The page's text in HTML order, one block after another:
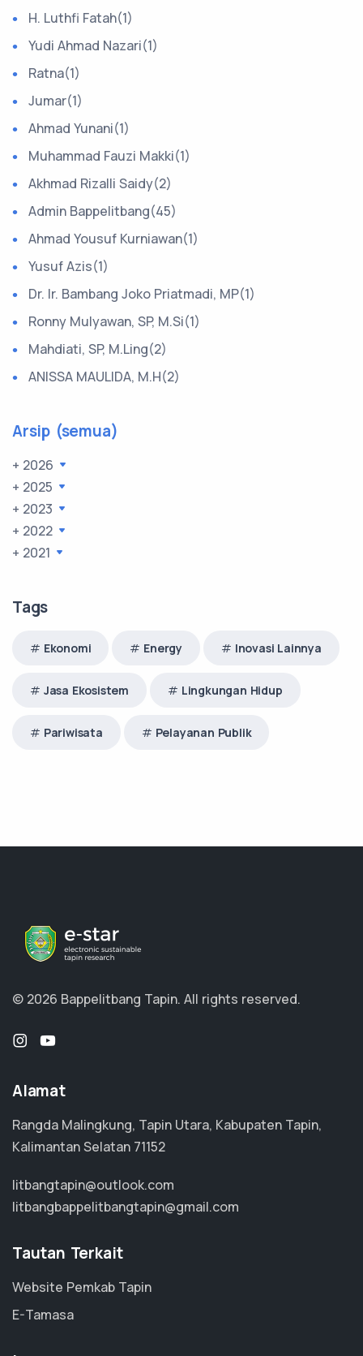
H. Luthfi Fatah(1)
Yudi Ahmad Nazari(1)
Ratna(1)
Jumar(1)
Ahmad Yunani(1)
Muhammad Fauzi Makki(1)
Akhmad Rizalli Saidy(2)
Admin Bappelitbang(45)
Ahmad Yousuf Kurniawan(1)
Yusuf Azis(1)
Dr. Ir. Bambang Joko Priatmadi, MP(1)
Ronny Mulyawan, SP, M.Si(1)
Mahdiati, SP, M.Ling(2)
ANISSA MAULIDA, M.H(2)
Arsip (semua)
+ 2026
+ 2025
+ 2023
+ 2022
+ 2021
Tags
Ekonomi Energy Inovasi Lainnya
Jasa Ekosistem Lingkungan Hidup
Pariwisata Pelayanan Publik
© 2026 Bappelitbang Tapin. All rights reserved.
Alamat
Rangda Malingkung, Tapin Utara, Kabupaten Tapin,
Kalimantan Selatan 71152
litbangtapin@outlook.com
litbangbappelitbangtapin@gmail.com
Tautan Terkait
Website Pemkab Tapin
E-Tamasa